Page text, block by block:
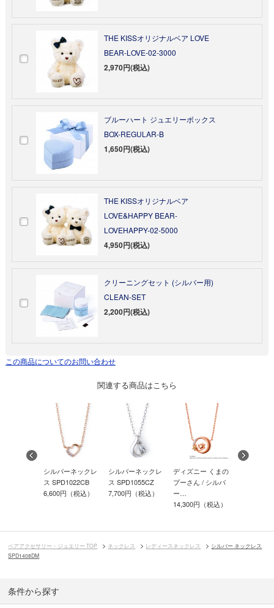
THE KISSオリジナルベア LOVE
BEAR-LOVE-02-3000
2,970円(税込)
ブルーハート ジュエリーボックス
BOX-REGULAR-B
1,650円(税込)
THE KISSオリジナルベア
LOVE&HAPPY BEAR-
LOVEHAPPY-02-5000
4,950円(税込)
クリーニングセット (シルバー用)
CLEAN-SET
2,200円(税込)
この商品についてのお問い合わせ
関連する商品はこちら
シルバーネックレ
ス SPD1022CB
6,600円（税込）
シルバーネックレ
ス SPD1055CZ
7,700円（税込）
ディズニー くまの
プーさん / シルバ
ー…
14,300円（税込）
ペアアクセサリー・ジュエリー TOP ネックレス レディースネックレス
シルバー ネックレス
SPD1408DM
条件から探す